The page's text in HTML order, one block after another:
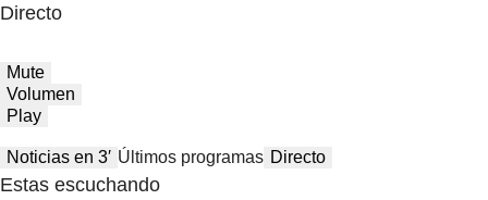
Directo
Mute
Volumen
Play
Noticias en 3′ Últimos programas Directo
Estas escuchando